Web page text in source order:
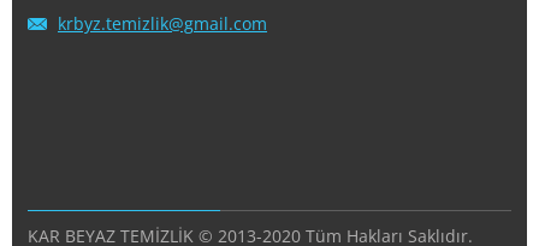
krbyz.temizlik@gmail.com
KAR BEYAZ TEMİZLİK © 2013-2020 Tüm Hakları Saklıdır.